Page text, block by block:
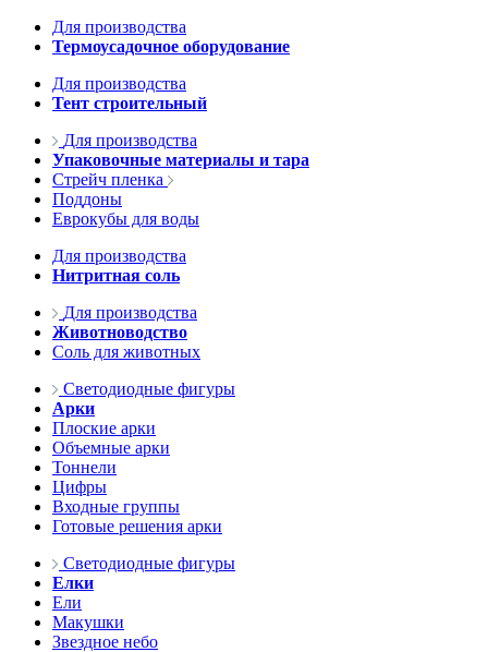
Для производства
Термоусадочное оборудование
Для производства
Тент строительный
Для производства
Упаковочные материалы и тара
Стрейч пленка
Поддоны
Еврокубы для воды
Для производства
Нитритная соль
Для производства
Животноводство
Соль для животных
Светодиодные фигуры
Арки
Плоские арки
Объемные арки
Тоннели
Цифры
Входные группы
Готовые решения арки
Светодиодные фигуры
Елки
Ели
Макушки
Звездное небо